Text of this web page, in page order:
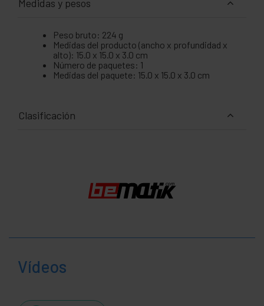
Medidas y pesos
Peso bruto: 224 g
Medidas del producto (ancho x profundidad x
alto): 15.0 x 15.0 x 3.0 cm
Número de paquetes: 1
Medidas del paquete: 15.0 x 15.0 x 3.0 cm
Clasificación
Vídeos